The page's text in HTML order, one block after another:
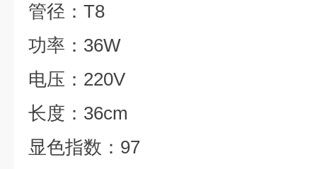
管径： T8
功率： 36W
电压： 220V
长度： 36cm
显色指数： 97